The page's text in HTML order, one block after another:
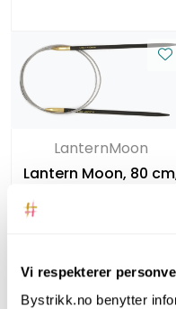
Vi respekterer
Bystrikk.no benytter
LanternMoon
Lantern Moon, 80